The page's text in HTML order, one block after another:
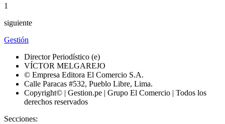
1
siguiente
Gestión
Director Periodístico (e)
VÍCTOR MELGAREJO
© Empresa Editora El Comercio S.A.
Calle Paracas #532, Pueblo Libre, Lima.
Copyright© | Gestion.pe | Grupo El Comercio | Todos los
derechos reservados
Secciones: